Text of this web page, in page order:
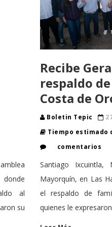
donde
al
su
Recibe
respaldo
Costa de
Boletin Tepic
Tiempo estimado
comentarios
Santiago
Mayorquín, en Las
el respaldo de
quienes le